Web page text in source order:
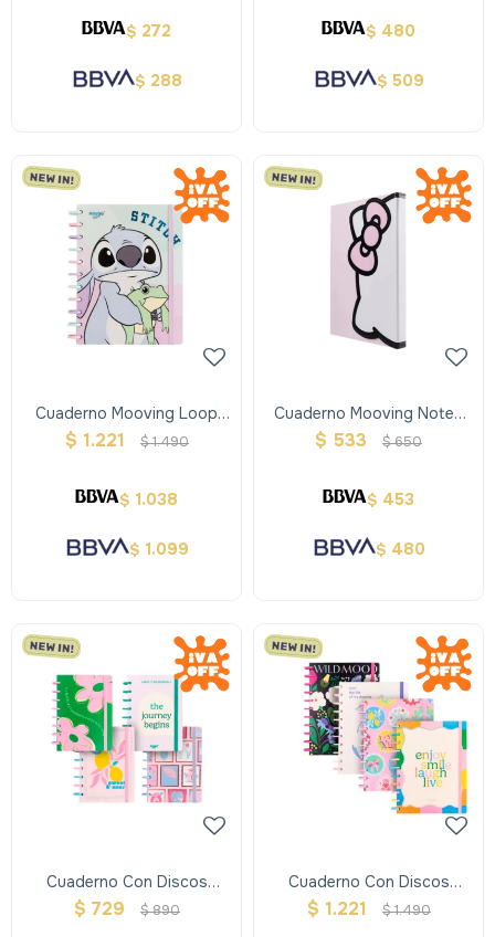
$ 272
$ 288
$ 480
$ 509
Cuaderno Mooving Loop
Con Discos Stitch - Tamaño
$ 1.221 $1.490
$ 1.038
$ 1.099
Cuaderno Mooving Notes
Hello Kitty A5
$ 533 $650
$ 453
$ 480
Cuaderno Con Discos
Mooving Tapa Dura A5
$ 729 $890
Cuaderno Con Discos
Mooving Tamaño Carta
$ 1.221 $1.490